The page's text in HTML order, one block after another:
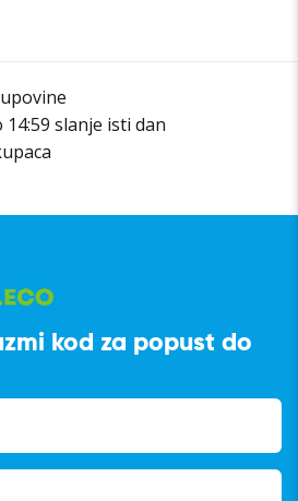
slanje isti dan
kod za popust do